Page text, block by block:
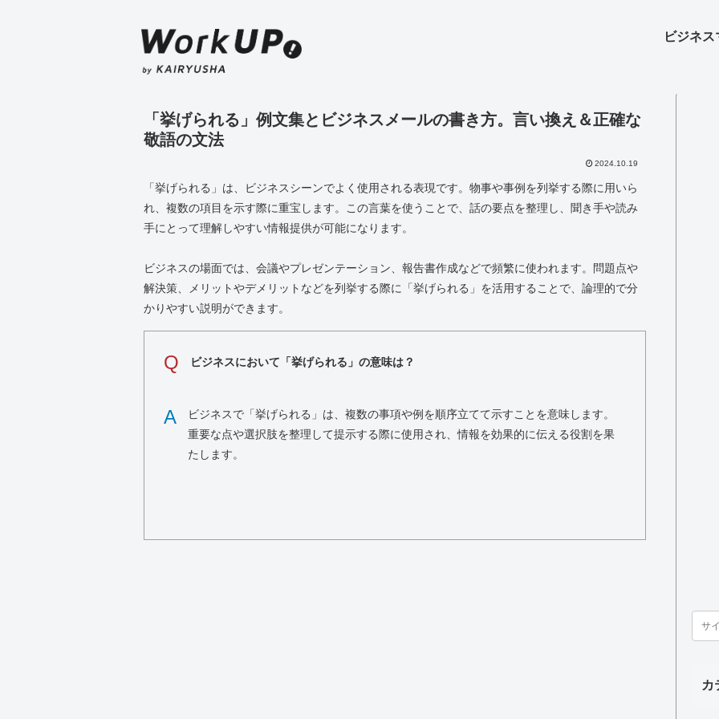
ビジネ
「挙げられる」例文集とビジネスメールの書き方。言い換え＆正確な
敬語の文法
2024.10.19
「挙げられる」は、ビジネスシーンでよく使用される表現です。物事や事例を列挙する際に用いら
れ、複数の項目を示す際に重宝します。この言葉を使うことで、話の要点を整理し、聞き手や読み
手にとって理解しやすい情報提供が可能になります。
ビジネスの場面では、会議やプレゼンテーション、報告書作成などで頻繁に使われます。問題点や
解決策、メリットやデメリットなどを列挙する際に「挙げられる」を活用することで、論理的で分
かりやすい説明ができます。
Q ビジネスにおいて「挙げられる」の意味は？
A
ビジネスで「挙げられる」は、複数の事項や例を順序立てて示すことを意味します。
重要な点や選択肢を整理して提示する際に使用され、情報を効果的に伝える役割を果
たします。
カ